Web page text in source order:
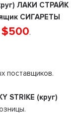
ЛАКИ СТРАЙК
СИГАРЕТЫ
$500.
поставщиков.
STRIKE (круг)